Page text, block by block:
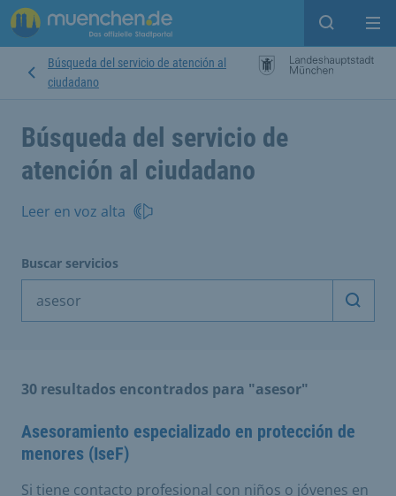
Open
Búsqueda del servicio de atención al
ciudadano
Búsqueda del servicio de
atención al ciudadano
Leer en voz alta
Buscar servicios
30 resultados encontrados para "asesor"
Asesoramiento especializado en protección de
menores (IseF)
Si tiene contacto profesional con niños o jóvenes en